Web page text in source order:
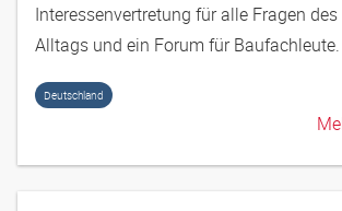
Interessenvertretung für alle Fragen
Alltags und ein Forum für Baufachleute.
Deutschland